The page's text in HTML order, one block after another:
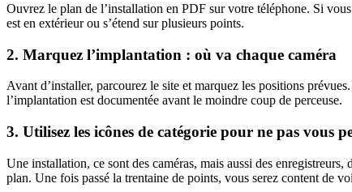
Ouvrez le plan de l’installation en PDF sur votre téléphone. Si
est en extérieur ou s’étend sur plusieurs points.
2. Marquez l’implantation : où va chaque caméra
Avant d’installer, parcourez le site et marquez les positions
l’implantation est documentée avant le moindre coup de perceuse.
3. Utilisez les icônes de catégorie pour ne pas vous
Une installation, ce sont des caméras, mais aussi des
plan. Une fois passé la trentaine de points, vous serez content de